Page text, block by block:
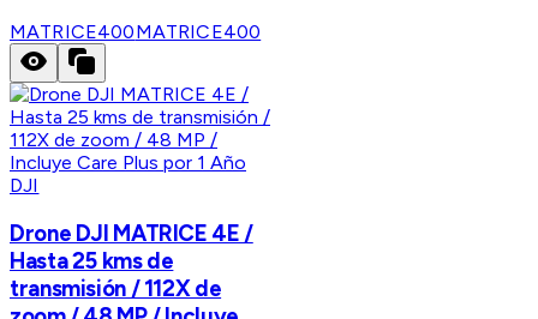
MATRICE400MATRICE400
DJI
Drone DJI MATRICE 4E /
Hasta 25 kms de
transmisión / 112X de